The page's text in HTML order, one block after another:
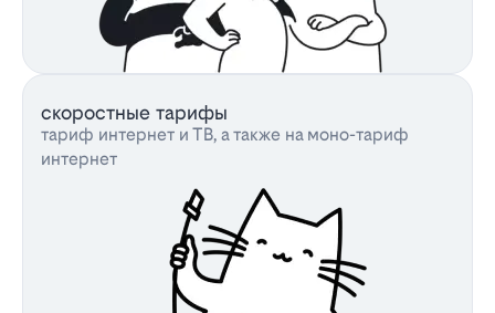
скоростные тарифы
тариф интернет и ТВ, а также на моно-тариф
интернет